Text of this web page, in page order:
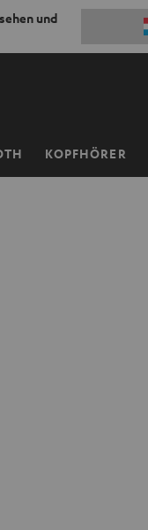
und
KOPFHÖRER